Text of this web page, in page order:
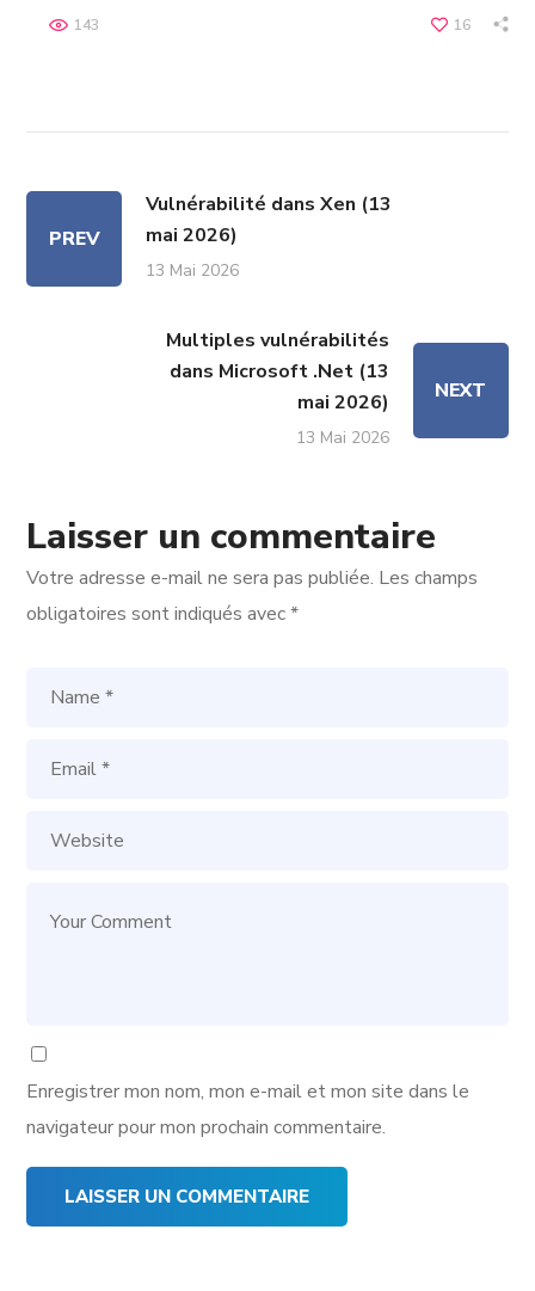
16
143
PREV
Vulnérabilité dans Xen (13
mai 2026)
13 Mai 2026
Multiples vulnérabilités
dans Microsoft .Net (13
mai 2026)
13 Mai 2026
NEXT
Laisser un commentaire
Votre adresse e-mail ne sera pas publiée. Les champs
obligatoires sont indiqués avec*
Enregistrer mon nom, mon e-mail et mon site dans le
navigateur pour mon prochain commentaire.